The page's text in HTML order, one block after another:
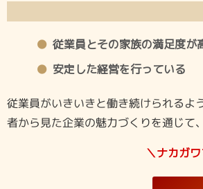
従業員とその家族の満足度が
安定した経営を行っている
従業員がいきいきと働き続けられるよ
者から見た企業の魅力づくりを通じて
＼ナカガ